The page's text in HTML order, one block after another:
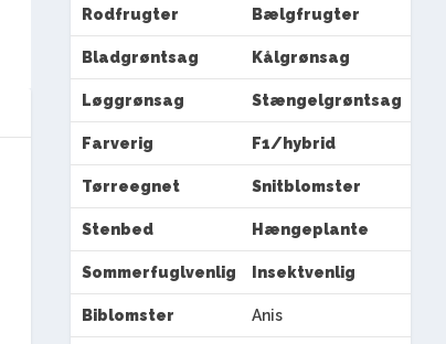
Rodfrugter Bælgfrugter
Bladgrøntsag Kålgrønsag
Løggrønsag Stængelgrøntsag
Farverig F1/hybrid
Tørreegnet Snitblomster
Stenbed Hængeplante
Sommerfuglvenlig Insektvenlig
Biblomster Anis